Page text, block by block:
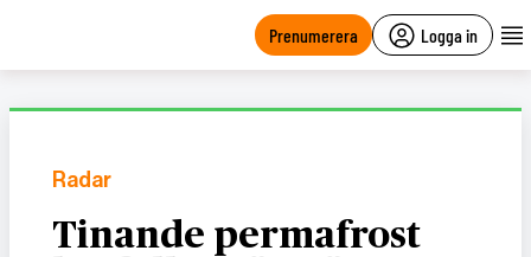
Prenumerera Logga in
Radar
Tinande permafrost